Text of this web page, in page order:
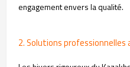
engagement envers la qualité.
2. Solutions